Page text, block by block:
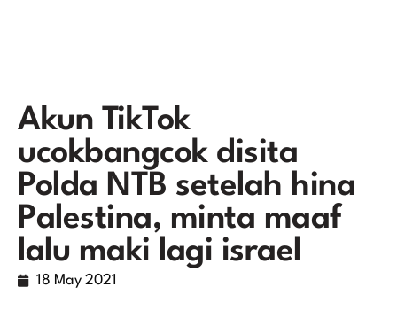
Akun TikTok
ucokbangcok disita
Polda NTB setelah hina
Palestina, minta maaf
lalu maki lagi israel
18 May 2021